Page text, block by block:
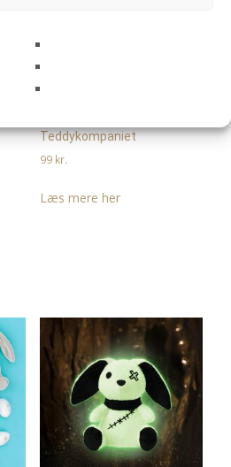
Teddykompaniet
99 kr.
Læs mere her